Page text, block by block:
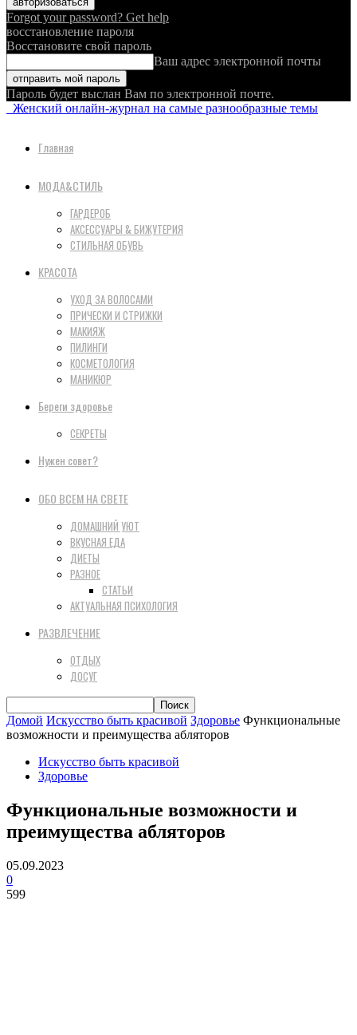
Forgot your password? Get help
восстановление пароля
Восстановите свой пароль
Ваш адрес электронной почты
Пароль будет выслан Вам по электронной почте.
Женский онлайн-журнал на самые разнообразные темы
Главная
МОДА&СТИЛЬ
ГАРДЕРОБ
АКСЕССУАРЫ & БИЖУТЕРИЯ
СТИЛЬНАЯ ОБУВЬ
КРАСОТА
УХОД ЗА ВОЛОСАМИ
ПРИЧЕСКИ И СТРИЖКИ
МАКИЯЖ
ПИЛИНГИ
КОСМЕТОЛОГИЯ
МАНИКЮР
Береги здоровье
СЕКРЕТЫ
Нужен совет?
ОБО ВСЕМ НА СВЕТЕ
ДОМАШНИЙ УЮТ
ВКУСНАЯ ЕДА
ДИЕТЫ
РАЗНОЕ
СТАТЬИ
АКТУАЛЬНАЯ ПСИХОЛОГИЯ
РАЗВЛЕЧЕНИЕ
ОТДЫХ
ДОСУГ
Домой Искусство быть красивой Здоровье Функциональные
возможности и преимущества абляторов
Искусство быть красивой
Здоровье
Функциональные возможности и
преимущества абляторов
05.09.2023
0
599